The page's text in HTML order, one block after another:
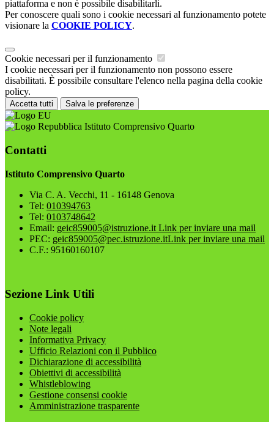
piattaforma e non è possibile disabilitarli.
Per conoscere quali sono i cookie necessari al funzionamento potete
visionare la COOKIE POLICY.
Cookie necessari per il funzionamento
I cookie necessari per il funzionamento non possono essere
disabilitati. È possibile consultare l'elenco nella pagina della cookie
policy.
Accetta tutti Salva le preferenze
Istituto Comprensivo Quarto
Contatti
Istituto Comprensivo Quarto
Via C. A. Vecchi, 11 - 16148 Genova
Tel: 010394763
Tel: 0103748642
Email: geic859005@istruzione.it Link per inviare una mail
PEC: geic859005@pec.istruzione.itLink per inviare una mail
C.F.: 95160160107
Sezione Link Utili
Cookie policy
Note legali
Informativa Privacy
Ufficio Relazioni con il Pubblico
Dichiarazione di accessibilità
Obiettivi di accessibilità
Whistleblowing
Gestione consensi cookie
Amministrazione trasparente